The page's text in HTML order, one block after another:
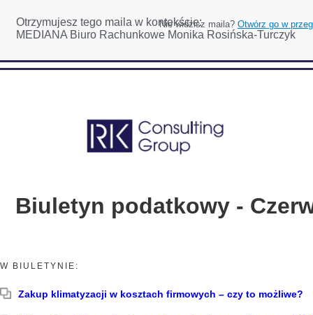
Otrzymujesz tego maila w kontekście:
MEDIANA Biuro Rachunkowe Monika Rosińska-Turczyk
Nie widzisz maila? Otwórz go w
Biuletyn podatkowy -
W BIULETYNIE:
Zakup klimatyzacji w kosztach firmowych – czy to możliwe?